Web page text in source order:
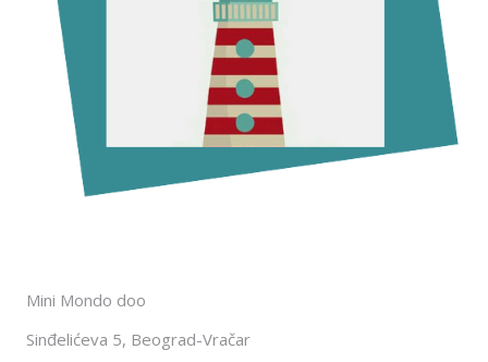
Mini Mondo doo
Sinđelićeva 5, Beograd-Vračar